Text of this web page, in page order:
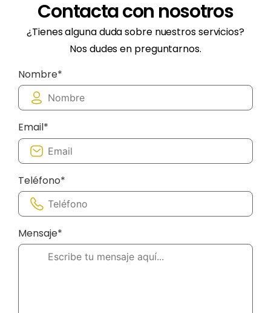
Contacta con nosotros
¿Tienes alguna duda sobre nuestros servicios?
Nos dudes en preguntarnos.
Nombre*
Email*
Teléfono*
Mensaje*